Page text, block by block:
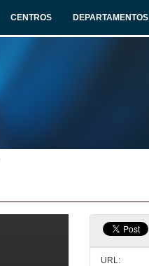
CENTROS DEPARTAMENTOS
URL: